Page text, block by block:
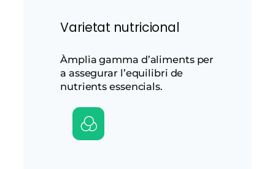
Varietat nutricional
Àmplia gamma d’aliments per
a assegurar l’equilibri de
nutrients essencials.